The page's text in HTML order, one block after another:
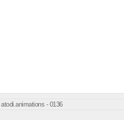
atodi.animations - 0136